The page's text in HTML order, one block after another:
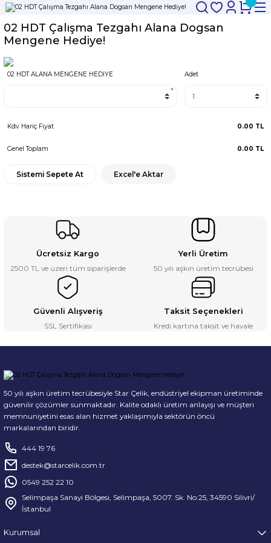
02 HDT Çalışma Tezgahı Alana Dogsan
Mengene Hediye!
02 HDT ALANA MENGENE HEDİYE
*
Adet
Kdv Hariç Fiyat 0.00 TL
Genel Toplam 0.00 TL
Sistemi Sepete At Excel'e Aktar
Ücretsiz Kargo
2500 TL ve üzeri tüm siparişlerde
Yerli Üretim
50 yılı aşkın üretim tecrübesi
Güvenli Alışveriş
SSL Sertifikası
Taksit Seçenekleri
Kredi kartına taksit ve havale
50 yılı aşkın üretim tecrübesiyle Star Çelik, endüstriyel ekipman üretiminde
güvenilir çözümler sunmaktadır. Kalite odaklı üretim anlayışı ve müşteri
memnuniyetini esas alan hizmet yaklaşımıyla sektörün öncü
markalarından biridir.
444 19 76
destek@starcelik.com.tr
0549 252 22 10
Selimpaşa Sanayi Bölgesi, Selimpaşa, 5007. Sk. No:25, 34590 Silivri/
İstanbul
Kurumsal